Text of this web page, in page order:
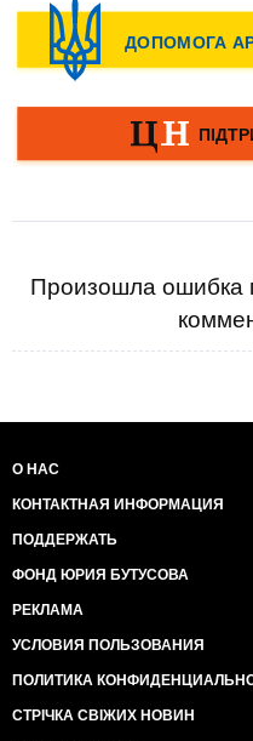
Произошла ошибка
О НАС
КОНТАКТНАЯ ИНФОРМАЦИЯ
ПОДДЕРЖАТЬ
ФОНД ЮРИЯ БУТУСОВА
РЕКЛАМА
УСЛОВИЯ ПОЛЬЗОВАНИЯ
ПОЛИТИКА
СТРІЧКА СВІЖИХ НОВИН